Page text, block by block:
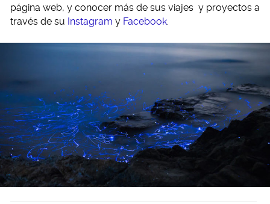
página web, y conocer más de sus viajes y proyectos a
través de su Instagram y Facebook.